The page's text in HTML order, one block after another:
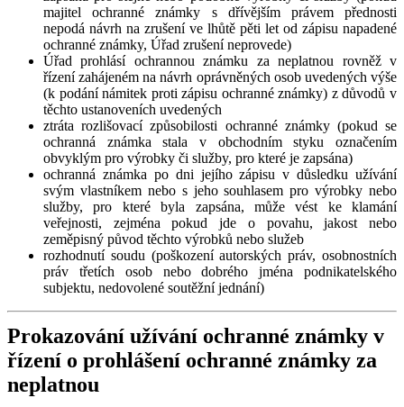
majitel ochranné známky s dřívějším právem přednosti
nepodá návrh na zrušení ve lhůtě pěti let od zápisu napadené
ochranné známky, Úřad zrušení neprovede)
Úřad prohlásí ochrannou známku za neplatnou rovněž v
řízení zahájeném na návrh oprávněných osob uvedených výše
(k podání námitek proti zápisu ochranné známky) z důvodů v
těchto ustanoveních uvedených
ztráta rozlišovací způsobilosti ochranné známky (pokud se
ochranná známka stala v obchodním styku označením
obvyklým pro výrobky či služby, pro které je zapsána)
ochranná známka po dni jejího zápisu v důsledku užívání
svým vlastníkem nebo s jeho souhlasem pro výrobky nebo
služby, pro které byla zapsána, může vést ke klamání
veřejnosti, zejména pokud jde o povahu, jakost nebo
zeměpisný původ těchto výrobků nebo služeb
rozhodnutí soudu (poškození autorských práv, osobnostních
práv třetích osob nebo dobrého jména podnikatelského
subjektu, nedovolené soutěžní jednání)
Prokazování užívání ochranné známky v
řízení o prohlášení ochranné známky za
neplatnou